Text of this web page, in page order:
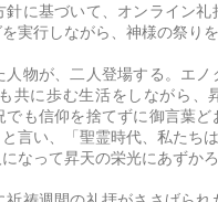
に基づいて、オンライン
実行しながら、神様の祭り
物が、二人登場する。エ
共に歩む生活をしながら、
も信仰を捨てずに御言葉
言い、「聖霊時代、私たち
なって昇天の栄光にあずか